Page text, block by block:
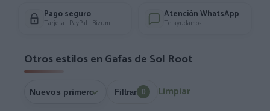
Pago seguro
Tarjeta · PayPal · Bizum
Atención WhatsApp
Te ayudamos
Otros estilos en Gafas de Sol Root
Filtrar 0 Limpiar